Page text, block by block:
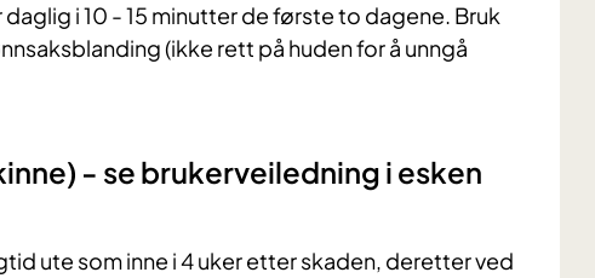
i 10 - 15 minutter de første to dagene. Bruk
(ikke rett på huden for å unngå
- se brukerveiledning i esken
ute som inne i 4 uker etter skaden, deretter ved